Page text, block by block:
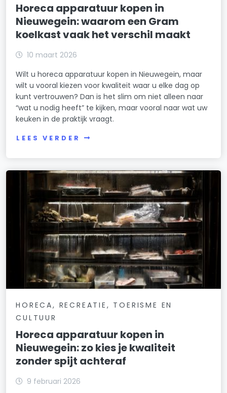
Horeca apparatuur kopen in
Nieuwegein: waarom een Gram
koelkast vaak het verschil maakt
10 maart 2026
Wilt u horeca apparatuur kopen in Nieuwegein, maar
wilt u vooral kiezen voor kwaliteit waar u elke dag op
kunt vertrouwen? Dan is het slim om niet alleen naar
“wat u nodig heeft” te kijken, maar vooral naar wat uw
keuken in de praktijk vraagt.
LEES VERDER
HORECA, RECREATIE, TOERISME EN
CULTUUR
Horeca apparatuur kopen in
Nieuwegein: zo kies je kwaliteit
zonder spijt achteraf
9 februari 2026